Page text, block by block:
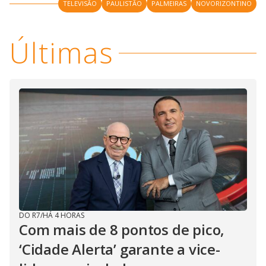
y
V
i
d
e
o
TELEVISÃO PAULISTÃO PALMEIRAS NOVORIZONTINO
Últimas
DO R7/HÁ 4 HORAS
Com mais de 8 pontos de pico,
‘Cidade Alerta’ garante a vice-